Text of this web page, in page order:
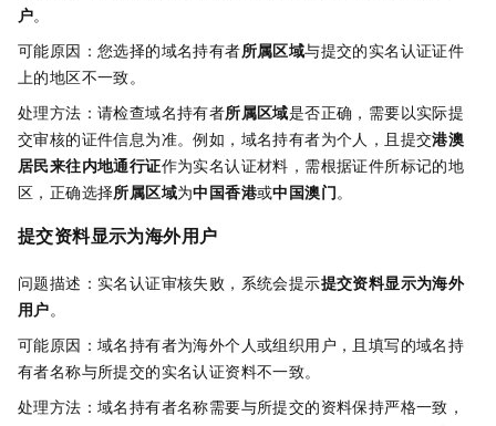
户。
可能原因：您选择的域名持有者所属区域与提交的实名认证证件
上的地区不一致。
处理方法：请检查域名持有者所属区域是否正确，需要以实际提
交审核的证件信息为准。例如，域名持有者为个人，且提交港澳
居民来往内地通行证作为实名认证材料，需根据证件所标记的地
区，正确选择所属区域为中国香港或中国澳门。
提交资料显示为海外用户
问题描述：实名认证审核失败，系统会提示提交资料显示为海外
用户。
可能原因：域名持有者为海外个人或组织用户，且填写的域名持
有者名称与所提交的实名认证资料不一致。
处理方法：域名持有者名称需要与所提交的资料保持严格一致，